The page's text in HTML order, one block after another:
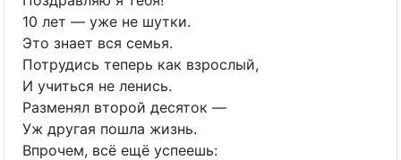
10 лет — уже не шутки.
Это знает вся семья.
Потрудись теперь как взрослый,
И учиться не ленись.
Разменял второй десяток —
Уж другая пошла жизнь.
Впрочем, всё ещё успеешь: